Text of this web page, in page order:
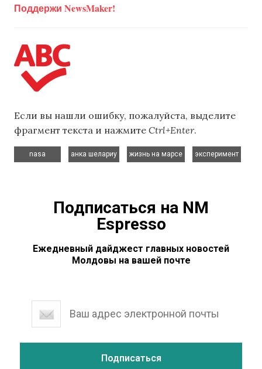
Поддержи NewsMaker!
Если вы нашли ошибку, пожалуйста, выделите
фрагмент текста и нажмите Ctrl+Enter.
nasa
анка шелариу
жизнь на марсе
эксперимент
Подписаться на NM
Espresso
Ежедневный дайджест главных новостей
Молдовы на вашей почте